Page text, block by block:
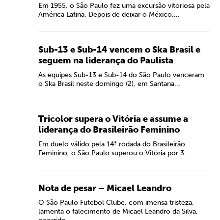
Em 1955, o São Paulo fez uma excursão vitoriosa pela
América Latina. Depois de deixar o México,...
Sub-13 e Sub-14 vencem o Ska Brasil e
seguem na liderança do Paulista
As equipes Sub-13 e Sub-14 do São Paulo venceram
o Ska Brasil neste domingo (2), em Santana...
Tricolor supera o Vitória e assume a
liderança do Brasileirão Feminino
Em duelo válido pela 14ª rodada do Brasileirão
Feminino, o São Paulo superou o Vitória por 3...
Nota de pesar – Micael Leandro
O São Paulo Futebol Clube, com imensa tristeza,
lamenta o falecimento de Micael Leandro da Silva,